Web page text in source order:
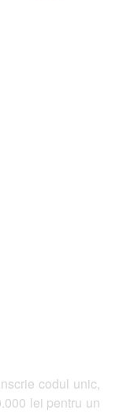
codul unic,
lei pentru un